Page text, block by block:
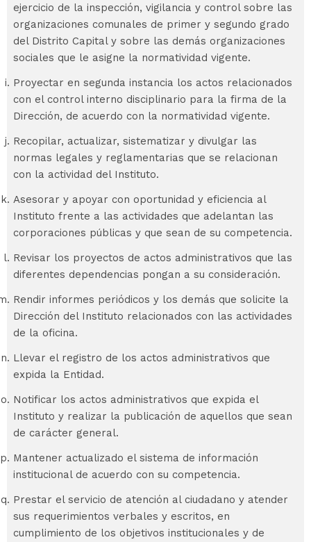
ejercicio de la inspección, vigilancia y control sobre las
organizaciones comunales de primer y segundo grado
del Distrito Capital y sobre las demás organizaciones
sociales que le asigne la normatividad vigente.
Proyectar en segunda instancia los actos relacionados
con el control interno disciplinario para la firma de la
Dirección, de acuerdo con la normatividad vigente.
Recopilar, actualizar, sistematizar y divulgar las
normas legales y reglamentarias que se relacionan
con la actividad del Instituto.
Asesorar y apoyar con oportunidad y eficiencia al
Instituto frente a las actividades que adelantan las
corporaciones públicas y que sean de su competencia.
Revisar los proyectos de actos administrativos que las
diferentes dependencias pongan a su consideración.
Rendir informes periódicos y los demás que solicite la
Dirección del Instituto relacionados con las actividades
de la oficina.
Llevar el registro de los actos administrativos que
expida la Entidad.
Notificar los actos administrativos que expida el
Instituto y realizar la publicación de aquellos que sean
de carácter general.
Mantener actualizado el sistema de información
institucional de acuerdo con su competencia.
Prestar el servicio de atención al ciudadano y atender
sus requerimientos verbales y escritos, en
cumplimiento de los objetivos institucionales y de